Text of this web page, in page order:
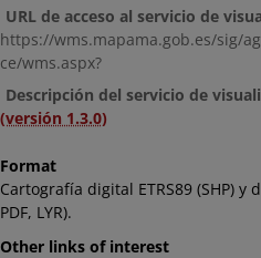
URL de acceso al servicio de
https://wms.mapama.gob.es/sig/
ce/wms.aspx?
Descripción del servicio de
(versión 1.3.0)
Format
Cartografía digital ETRS89 (SHP)
PDF, LYR).
Other links of interest